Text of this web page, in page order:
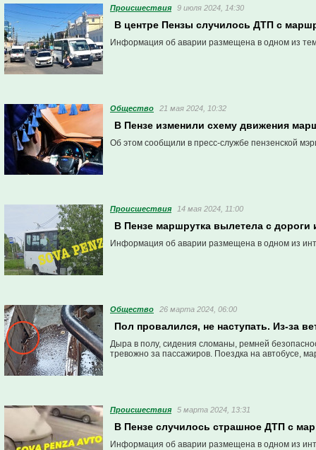
Проиcшествия 9 июля 2024, 14:30
В центре Пензы случилось ДТП с
Информация об аварии размещена в одном из
Общество 21 мая 2024, 10:32
В Пензе изменили схему движения
Об этом сообщили в пресс-службе пензенской
Проиcшествия 14 мая 2024, 11:00
В Пензе маршрутка вылетела с дороги
Информация об аварии размещена в одном из
Общество 26 марта 2024, 06:00
Пол провалился, не наступать. Из-за
Дыра в полу, сидения сломаны, ремней
тревожно за пассажиров. Поездка на автобусе,
Проиcшествия 5 марта 2024, 13:31
В Пензе случилось страшное ДТП с
Информация об аварии размещена в одном из